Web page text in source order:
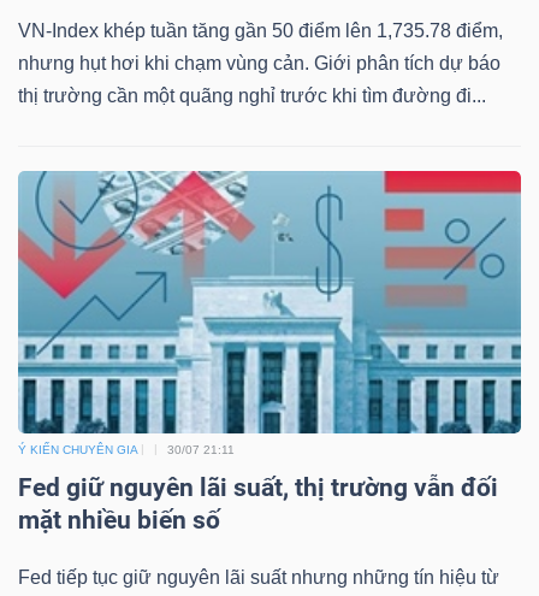
VN-Index khép tuần tăng gần 50 điểm lên 1,735.78 điểm,
nhưng hụt hơi khi chạm vùng cản. Giới phân tích dự báo
thị trường cần một quãng nghỉ trước khi tìm đường đi...
Ý KIẾN CHUYÊN GIA 30/07 21:11
Fed giữ nguyên lãi suất, thị trường vẫn đối
mặt nhiều biến số
Fed tiếp tục giữ nguyên lãi suất nhưng những tín hiệu từ